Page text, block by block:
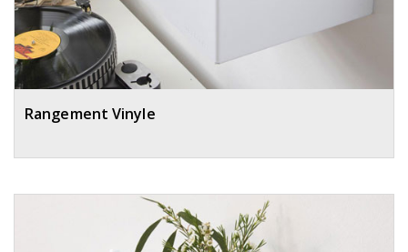
Rangement Vinyle